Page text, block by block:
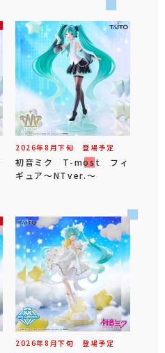
2026年8 月下旬 登場予定
初音ミク T-most フィ
ギュア～NTver.～
2026年8 月下旬 登場予定